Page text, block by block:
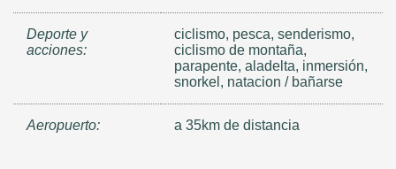
Deporte y
acciones:
ciclismo, pesca, senderismo,
ciclismo de montaña,
parapente, aladelta, inmersión,
snorkel, natacion / bañarse
Aeropuerto: a 35km de distancia